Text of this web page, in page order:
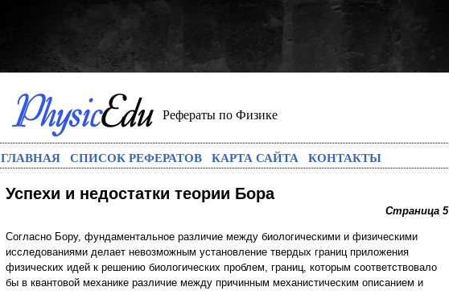
Рефераты по Физике
ГЛАВНАЯ СПИСОК РЕФЕРАТОВ КАРТА САЙТА КОНТАКТЫ
Успехи и недостатки теории Бора
Страница 5
Согласно Бору, фундаментальное различие между биологическими и физическими
исследованиями делает невозможным установление твердых границ приложения
физических идей к решению биологических проблем, границ, которым соответствовало
бы в квантовой механике различие между причинным механистическим описанием и